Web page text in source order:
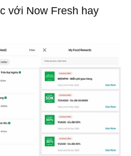
với Now Fresh hay